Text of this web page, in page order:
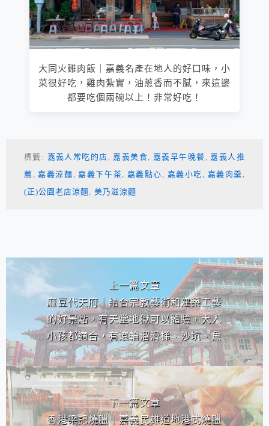
大同火雞肉飯｜嘉義名產在地人的好口味，小
菜很好吃，雞肉紮實，油蔥香而不膩，來這邊
都要吃個兩碗以上！非常好吃！
標籤: 嘉義人常吃的店 ,嘉義美食, 嘉義早午晚餐 ,嘉義人推
薦 ,嘉義涼麵 ,嘉義下午茶, 嘉義點心 , 嘉義小吃 , 嘉義肉羹 ,
(正)公園老店涼麵, 美乃滋涼麵
相連文章
上一篇文章
麻豆代天府｜結合宗教藝術和建築工藝
的好景點，有天堂地獄可以體驗，大人
小孩都適合，有滾輪溜滑梯、沙坑、魚
池，遛小孩的好地方！
下一篇文章
香港梁記燒臘｜嘉義民雄道地港式燒臘